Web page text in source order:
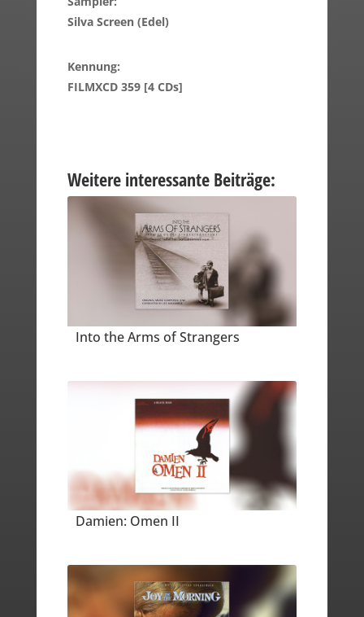
Silva Screen (Edel)
Kennung:
FILMXCD 359 [4 CDs]
Weitere interessante Beiträge:
Into the Arms of Strangers
Damien: Omen II